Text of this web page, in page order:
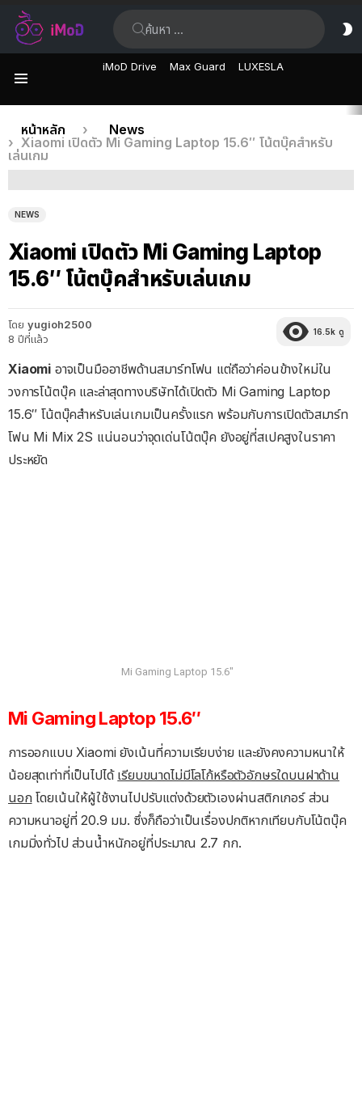
iMoD Drive Max Guard LUXESLA
เรื่อง
ล่าสุด
คุณอยู่ที่นี่:
หน้าหลัก
News
Xiaomi เปิดตัว Mi Gaming Laptop 15.6″ โน้ตบุ๊คสำหรับ
เล่นเกม
NEWS
Xiaomi เปิดตัว Mi Gaming Laptop
15.6″ โน้ตบุ๊คสำหรับเล่นเกม
โดย yugioh2500
8 ปีที่แล้ว
16.5k ดู
Xiaomi อาจเป็นมืออาชีพด้านสมาร์ทโฟน แต่ถือว่าค่อนข้างใหม่ใน
วงการโน้ตบุ๊ค และล่าสุดทางบริษัทได้เปิดตัว Mi Gaming Laptop
15.6″ โน้ตบุ๊คสำหรับเล่นเกมเป็นครั้งแรก พร้อมกับการเปิดตัวสมาร์ท
โฟน Mi Mix 2S แน่นอนว่าจุดเด่นโน้ตบุ๊ค ยังอยู่ที่สเปคสูงในราคา
ประหยัด
Mi Gaming Laptop 15.6″
Mi Gaming Laptop 15.6″
การออกแบบ Xiaomi ยังเน้นที่ความเรียบง่าย และยังคงความหนาให้
น้อยสุดเท่าที่เป็นไปได้ เรียบขนาดไม่มีโลโก้หรือตัวอักษรใดบนฝาด้าน
นอก โดยเน้นให้ผู้ใช้งานไปปรับแต่งด้วยตัวเองผ่านสติกเกอร์ ส่วน
ความหนาอยู่ที่ 20.9 มม. ซึ่งก็ถือว่าเป็นเรื่องปกติหากเทียบกับโน้ตบุ๊ค
เกมมิ่งทั่วไป ส่วนน้ำหนักอยู่ที่ประมาณ 2.7 กก.